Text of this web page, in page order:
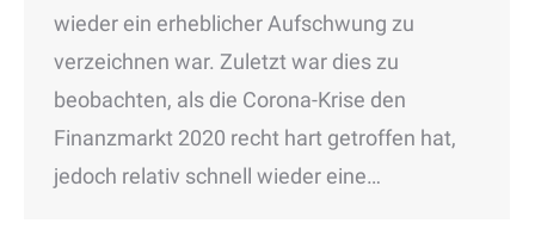
wieder ein erheblicher Aufschwung zu
verzeichnen war. Zuletzt war dies zu
beobachten, als die Corona-Krise den
Finanzmarkt 2020 recht hart getroffen hat,
jedoch relativ schnell wieder eine…